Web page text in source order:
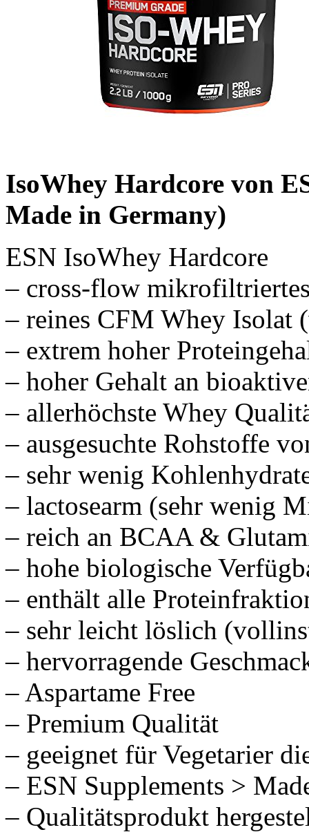
IsoWhey Hardcore von
Made in Germany)
ESN IsoWhey Hardcore
– cross-flow
– reines CFM Whey Isolat
– extrem hoher
– hoher Gehalt an
– allerhöchste Whey
– ausgesuchte Rohstoffe
– sehr wenig
– lactosearm (sehr wenig
– reich an BCAA &
– hohe biologische
– enthält alle
– sehr leicht löslich
– hervorragende
– Aspartame Free
– Premium Qualität
– geeignet für Vegetarier
– ESN Supplements >
– Qualitätsprodukt